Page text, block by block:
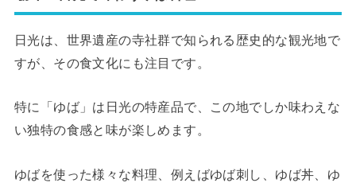
日光は、世界遺産の寺社群で知られる歴史的な観光地で
すが、その食文化にも注目です。
特に「ゆば」は日光の特産品で、この地でしか味わえな
い独特の食感と味が楽しめます。
ゆばを使った様々な料理、例えばゆば刺し、ゆば丼、ゆ